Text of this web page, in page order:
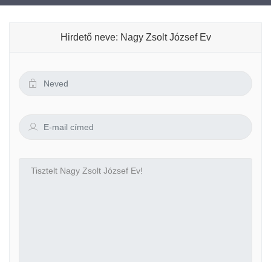
Hirdető neve: Nagy Zsolt József Ev